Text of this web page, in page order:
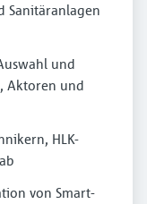
Sanitäranlagen
und
Aktoren und
HLK-
von Smart-